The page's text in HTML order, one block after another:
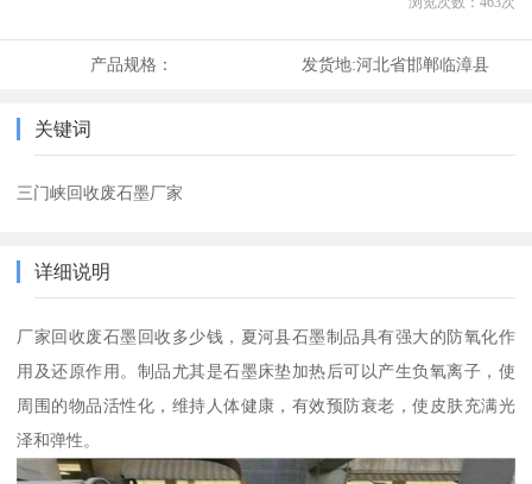
产品规格： 发货地:河北省邯郸临漳县
关键词
三门峡回收废石墨厂家
详细说明
厂家回收废石墨回收多少钱，夏河县石墨制品具有强大的防氧化作
用及还原作用。制品尤其是石墨床垫加热后可以产生负氧离子，使
周围的物品活性化，维持人体健康，有效预防衰老，使皮肤充满光
泽和弹性。